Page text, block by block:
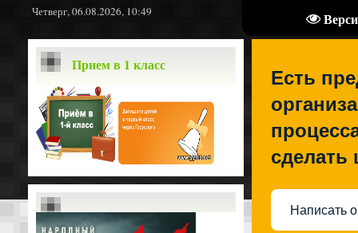
Четверг, 06.08.2026, 10:49
Прием в 1 класс
Есть
сделать
Написать